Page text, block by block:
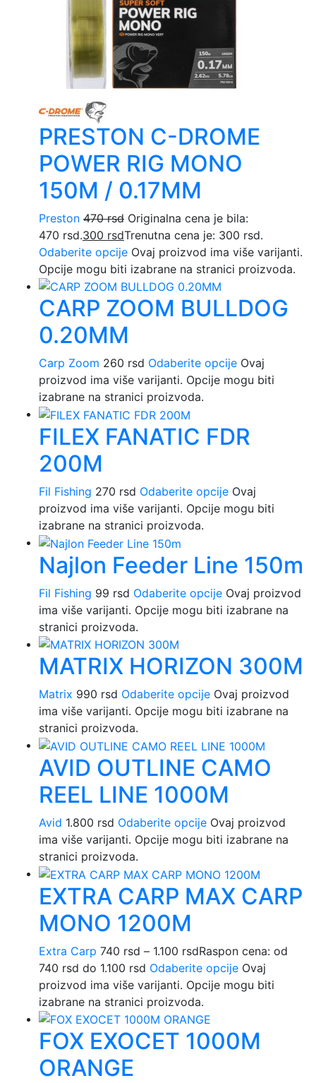
PRESTON C-DROME
POWER RIG MONO
150M / 0.17MM
Preston 470rsd Originalna cena je bila:
470 rsd.300 rsdTrenutna cena je: 300 rsd.
Odaberite opcije Ovaj proizvod ima više varijanti.
Opcije mogu biti izabrane na stranici proizvoda.
CARP ZOOM BULLDOG
0.20MM
Carp Zoom 260 rsd Odaberite opcije Ovaj
proizvod ima više varijanti. Opcije mogu biti
izabrane na stranici proizvoda.
FILEX FANATIC FDR
200M
Fil Fishing 270 rsd Odaberite opcije Ovaj
proizvod ima više varijanti. Opcije mogu biti
izabrane na stranici proizvoda.
Najlon Feeder Line 150m
Fil Fishing 99 rsd Odaberite opcije Ovaj proizvod
ima više varijanti. Opcije mogu biti izabrane na
stranici proizvoda.
MATRIX HORIZON 300M
Matrix 990 rsd Odaberite opcije Ovaj proizvod
ima više varijanti. Opcije mogu biti izabrane na
stranici proizvoda.
AVID OUTLINE CAMO
REEL LINE 1000M
Avid 1.800 rsd Odaberite opcije Ovaj proizvod
ima više varijanti. Opcije mogu biti izabrane na
stranici proizvoda.
EXTRA CARP MAX CARP
MONO 1200M
Extra Carp 740 rsd – 1.100 rsdRaspon cena: od
740 rsd do 1.100 rsd Odaberite opcije Ovaj
proizvod ima više varijanti. Opcije mogu biti
izabrane na stranici proizvoda.
FOX EXOCET 1000M
ORANGE